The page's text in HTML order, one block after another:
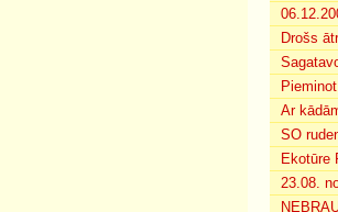
Drošs
Ar
SO
Ekotūre
23.08.